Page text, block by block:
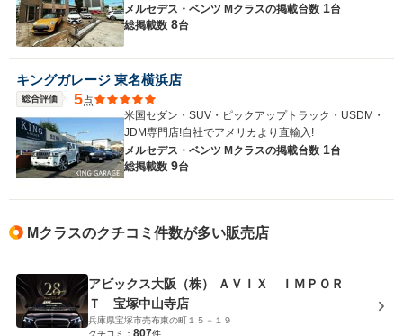
メルセデス・ベンツ Mクラスの掲載台数 1台
総掲載数 8台
キングガレージ 東名横浜店
総合評価 5点
米国セダン・SUV・ピックアップトラック・USDM・
JDM専門店!自社でアメリカより直輸入!
メルセデス・ベンツ Mクラスの掲載台数 1台
総掲載数 9台
Mクラスのクチコミ件数が多い販売店
アビックス大阪（株） ＡＶＩＸ ＩＭＰＯＲ
Ｔ 宝塚中山寺店
兵庫県宝塚市売布東の町１５－１９
クチコミ： 807件